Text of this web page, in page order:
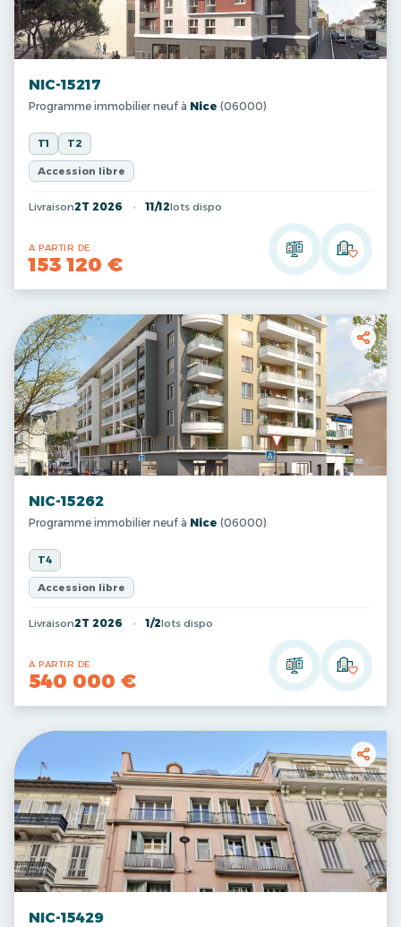
NIC-15217
Programme immobilier neuf à Nice (06000)
T1 T2
Accession libre
Livraison2T 2026 11/12lots dispo
A PARTIR DE
153 120 €
NIC-15262
Programme immobilier neuf à Nice (06000)
T4
Accession libre
Livraison2T 2026 1/2lots dispo
A PARTIR DE
540 000 €
NIC-15429